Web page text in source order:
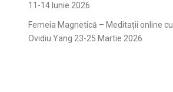
11-14 Iunie 2026
Femeia Magnetică – Meditații online cu
Ovidiu Yang 23-25 Martie 2026